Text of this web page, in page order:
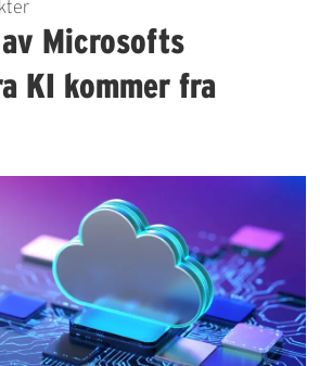
Microsofts
KI kommer fra